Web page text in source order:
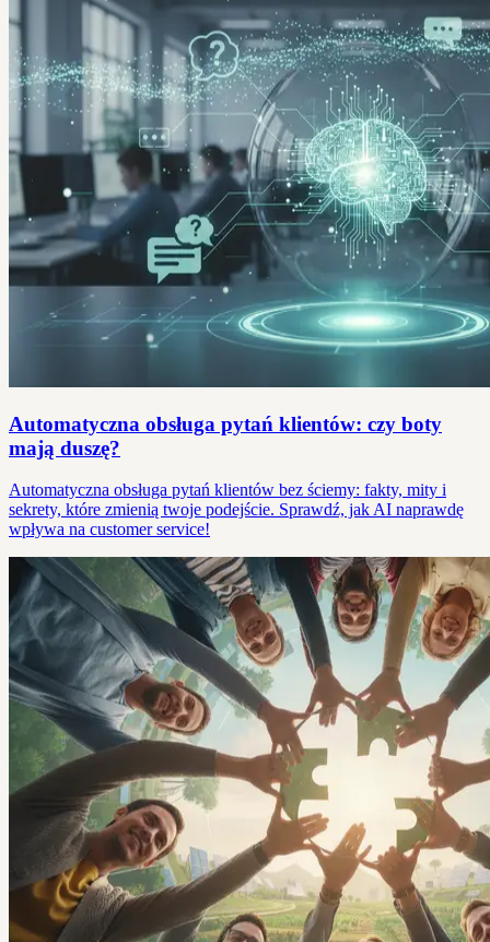
Automatyczna obsługa pytań klientów: czy boty
mają duszę?
Automatyczna obsługa pytań klientów bez ściemy: fakty, mity i
sekrety, które zmienią twoje podejście. Sprawdź, jak AI naprawdę
wpływa na customer service!